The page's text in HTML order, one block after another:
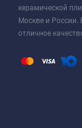
керамической
Москве и
отличное